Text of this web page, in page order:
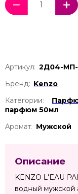
Артикул: 2Д04-
Бренд: Kenzo
Категории:
парфюм 50мл
Аромат: Мужской
Описание
KENZO L'EAU
водный мужской